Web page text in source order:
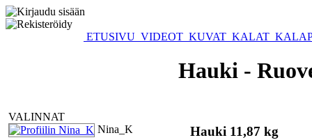
ETUSIVU VIDEOT KUVAT KALAT
VALINNAT
Nina_K
Hauki -
Hauki 11,87 kg